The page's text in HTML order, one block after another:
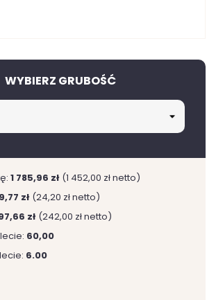
WYBIERZ GRUBOŚĆ
1 785,96 zł (1 452,00 zł netto)
zł (24,20 zł netto)
zł (242,00 zł netto)
60,00
6.00